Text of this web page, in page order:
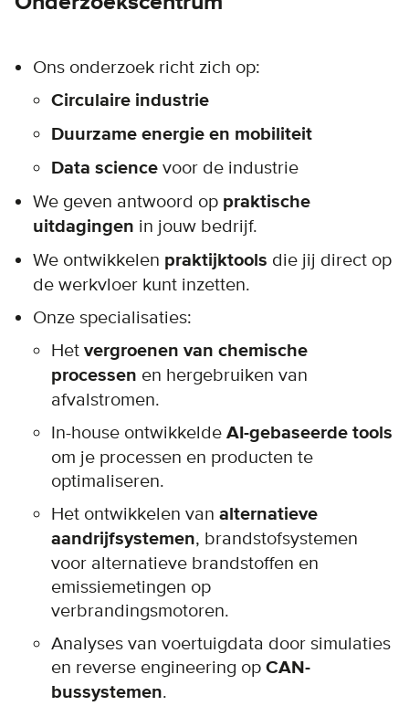
Ons onderzoek richt zich op:
Circulaire industrie
Duurzame energie en mobiliteit
Data science voor de industrie
We geven antwoord op praktische
uitdagingen in jouw bedrijf.
We ontwikkelen praktijktools die jij direct op
de werkvloer kunt inzetten.
Onze specialisaties:
Het vergroenen van chemische
processen en hergebruiken van
afvalstromen.
In-house ontwikkelde AI-gebaseerde tools
om je processen en producten te
optimaliseren.
Het ontwikkelen van alternatieve
aandrijfsystemen, brandstofsystemen
voor alternatieve brandstoffen en
emissiemetingen op
verbrandingsmotoren.
Analyses van voertuigdata door simulaties
en reverse engineering op CAN-
bussystemen.